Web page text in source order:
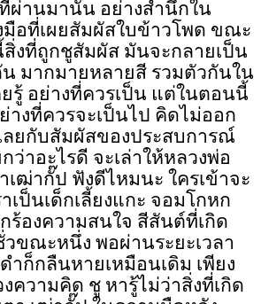
ผ่านมานั้น อย่างสำนึกใน
อที่เผยสัมผัสใบข้าวโพด ขณะ
สิ่งที่ถูกชูสัมผัส มันจะกลายเป็น
น มากมายหลายสี รวมตัวกันใน
ยรู้ อย่างที่ควรเป็น แต่ในตอนนี้
งที่ควรจะเป็นไป คิดไม่ออก
ลยกับสัมผัสของประสบการณ์
ว่าอะไรดี จะเล่าให้หลวงพ่อ
ฒ่ากั๊ป ฟังดีไหมนะ ใครเข้าจะ
เป็นเด็กเลี้ยงแกะ จอมโกหก
ร้องความสนใจ สีสันต์ที่เกิด
ขณะหนึ่ง พอผ่านระยะเวลา
ำก็กลืนหายเหมือนเดิม เพียง
ความคิด ชู หารู้ไม่ว่าสิ่งที่เกิด